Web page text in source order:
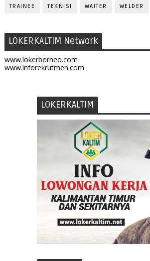
TRAINEE TEKNISI WAITER WELDER
LOKERKALTIM Network
www.lokerborneo.com
www.inforekrutmen.com
LOKERKALTIM